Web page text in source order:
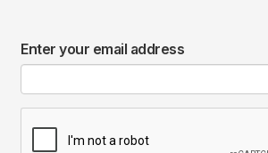
Enter your email address